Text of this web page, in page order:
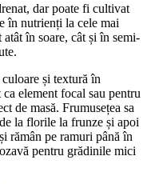
dar poate fi cultivat
în nutrienți la cele mai
în soare, cât și în semi-
și textură în
element focal sau pentru
de masă. Frumusețea sa
la florile la frunze și apoi
rămân pe ramuri până în
pentru grădinile mici